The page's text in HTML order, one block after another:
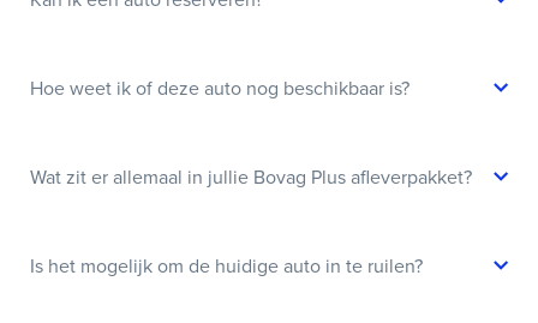
Hoe weet ik of deze auto nog beschikbaar is?
Wat zit er allemaal in jullie Bovag Plus afleverpakket?
Is het mogelijk om de huidige auto in te ruilen?